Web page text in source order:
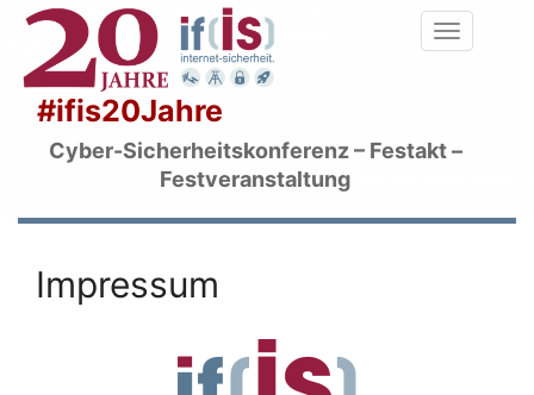
#ifis20Jahre
Cyber-Sicherheitskonferenz – Festakt –
Festveranstaltung
Impressum